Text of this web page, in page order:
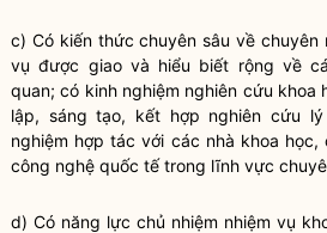
c) Có kiến thức chuyên sâu về chuyên
vụ được giao và hiểu biết rộng về
quan; có kinh nghiệm nghiên cứu khoa
lập, sáng tạo, kết hợp nghiên cứu
nghiệm hợp tác với các nhà khoa
công nghệ quốc tế trong lĩnh vực
d) Có năng lực chủ nhiệm nhiệm vụ